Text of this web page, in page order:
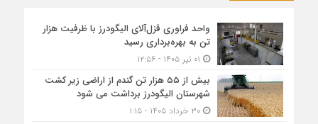
واحد فراوری قزل‌آلای الیگودرز با ظرفیت هزار
تن به بهره‌برداری رسید
بیش از ۵۵ هزار تن گندم از اراضی زیر کشت
شهرستان الیگودرز برداشت می شود
۳۰ خرداد ۱۴۰۵ - ۱:۱۵